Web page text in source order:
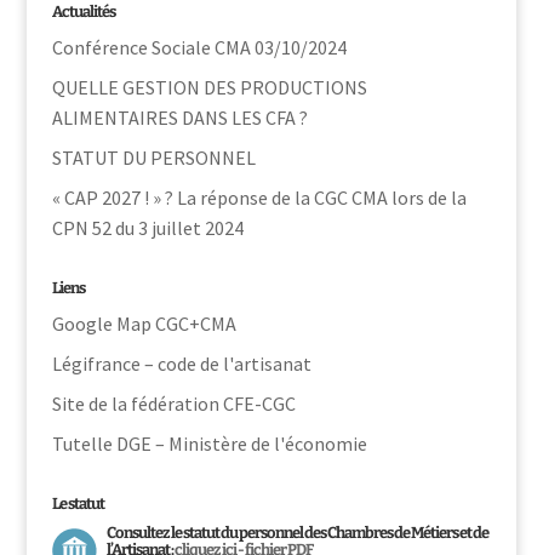
Actualités
Conférence Sociale CMA 03/10/2024
QUELLE GESTION DES PRODUCTIONS
ALIMENTAIRES DANS LES CFA ?
STATUT DU PERSONNEL
« CAP 2027 ! » ? La réponse de la CGC CMA lors de la
CPN 52 du 3 juillet 2024
Liens
Google Map CGC+CMA
Légifrance – code de l'artisanat
Site de la fédération CFE-CGC
Tutelle DGE – Ministère de l'économie
Le statut
Consultez le statut du personnel des Chambres de Métiers et de
l’Artisanat :cliquez ici - fichier PDF